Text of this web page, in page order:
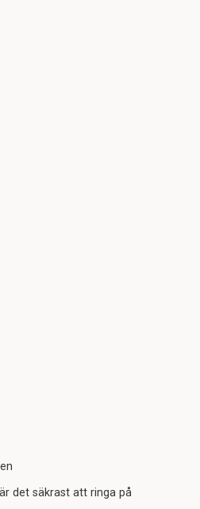
det säkrast att ringa på